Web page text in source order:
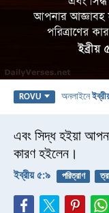
ROVU অনলাইনে
এবং সিদ্ধ হইয়া
কারণ হইলেন।
ইব্রীয় ৫:৯ পরিত্রাণ